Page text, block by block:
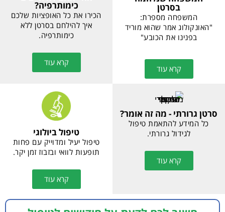
קרא עוד
קרא עוד
המשפחה שנלחמה
בסרטן
"האונקולוג אמר שהוא
מוריד בפנינו את הכובע"
קרא עוד
כימותרפיה?
הכירו את כל האופציות שלכם
איך להילחם בסרטן ללא
קרא עוד